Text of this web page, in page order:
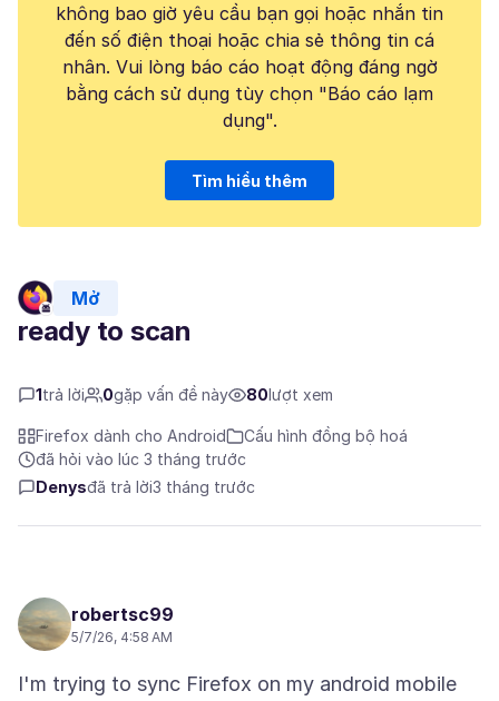
không bao giờ yêu cầu bạn gọi hoặc nhắn tin
đến số điện thoại hoặc chia sẻ thông tin cá
nhân. Vui lòng báo cáo hoạt động đáng ngờ
bằng cách sử dụng tùy chọn "Báo cáo lạm
dụng".
Tìm hiểu thêm
Mở
ready to scan
1trả lời 0gặp vấn đề này 80lượt xem
Firefox dành cho Android
Cấu hình đồng bộ hoá
đã hỏi vào lúc 3 tháng trước
Denysđã trả lời3 tháng trước
robertsc99
5/7/26, 4:58 AM
I'm trying to sync Firefox on my android mobile